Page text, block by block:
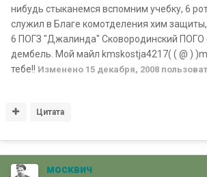
нибудь стыканемся вспомним учебку, 6
служил в Благе комотделения хим
6 ПОГЗ "Джалинда" Сковородинский ПОГО
дембель. Мой майл kmskostja4217( ( @ )
тебе!! Изменено 15 декабря, 2008
Цитата
москвич